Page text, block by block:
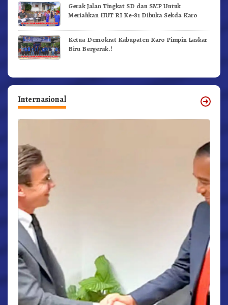
Gerak Jalan Tingkat SD dan SMP Untuk
Meriahkan HUT RI Ke-81 Dibuka Sekda Karo
Ketua Demokrat Kabupaten Karo Pimpin Laskar
Biru Bergerak.!
Internasional